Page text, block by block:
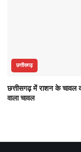
छत्तीसगढ़
छत्तीसगढ़ में राशन के चावल
वाला चावल